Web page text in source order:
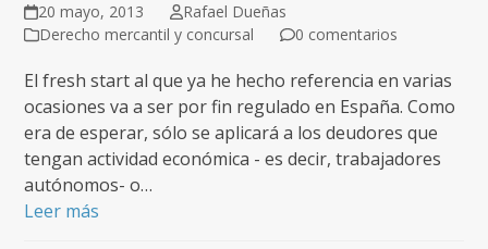
20 mayo, 2013
Rafael Dueñas
Derecho mercantil y concursal
0 comentarios
El fresh start al que ya he hecho referencia en varias
ocasiones va a ser por fin regulado en España. Como
era de esperar, sólo se aplicará a los deudores que
tengan actividad económica - es decir, trabajadores
autónomos- o…
Leer más